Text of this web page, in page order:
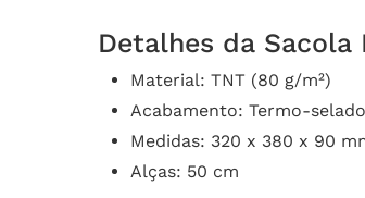
Detalhes da Sacola
Material: TNT (80 g/m²)
Acabamento: Termo-selado
Medidas: 320 x 380 x 90
Alças: 50 cm